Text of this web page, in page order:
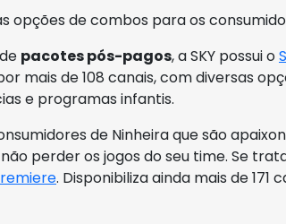
opções de combos para os
pacotes pós-pagos, a SKY possui o
mais de 108 canais, com diversas
e programas infantis.
de Ninheira que são
perder os jogos do seu time. Se
. Disponibiliza ainda mais de 171